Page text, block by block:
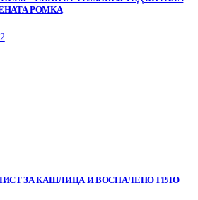
РОМКА
ЗА КАШЛИЦА И ВОСПАЛЕНО ГРЛО